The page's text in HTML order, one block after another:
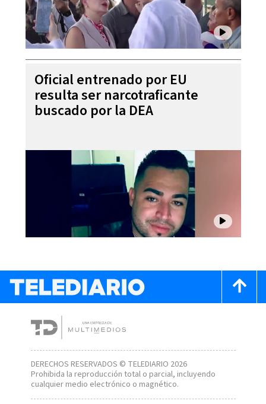
Oficial entrenado por EU
resulta ser narcotraficante
buscado por la DEA
DERECHOS RESERVADOS © TELEDIARIO 2026
Prohibida la reproducción total o parcial, incluyendo
cualquier medio electrónico o magnético.